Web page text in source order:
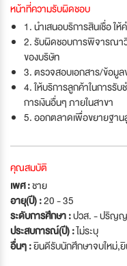
หน้าที่ความรับผิดชอบ
1. นำเสนอบริการสินเชื่อ
2. รับผิดชอบการพิจารณาวิ
ของบริษัท
3. ตรวจสอบเอกสาร/ข้อมู
4. ให้บริการลูกค้าในการรับ
การเงินอื่นๆ ภายในสาขา
5. ออกตลาดเพื่อขยายฐา
คุณสมบัติ
เพศ :ชาย
อายุ(ปี) :20 - 35
ระดับการศึกษา :ปวส. - ปริญ
ประสบการณ์(ปี) :ไม่ระบุ
อื่นๆ :ยินดีรับนักศึกษาจบใหม่,